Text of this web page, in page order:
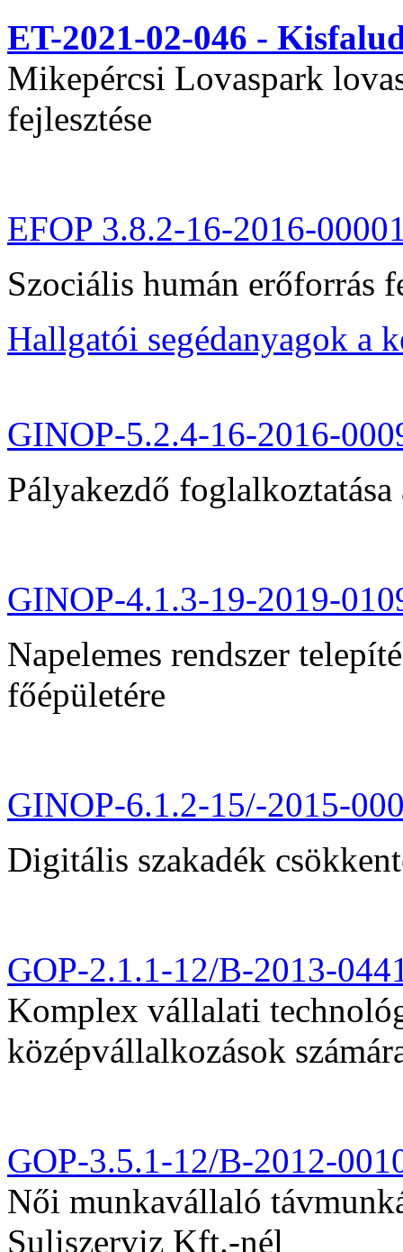
ET-2021-02-046 -
Mikepércsi Lovaspark
fejlesztése
EFOP 3.8.2-16-2016-
Szociális humán erőforrás
Hallgatói segédanyagok a
GINOP-5.2.4-16-2016-
Pályakezdő
GINOP-4.1.3-19-2019-
Napelemes rendszer
főépületére
GINOP-6.1.2-15/-2015-
Digitális szakadék
GOP-2.1.1-12/B-2013-
Komplex vállalati
középvállalkozások
GOP-3.5.1-12/B-2012-
Női munkavállaló
Suliszerviz Kft.-nél